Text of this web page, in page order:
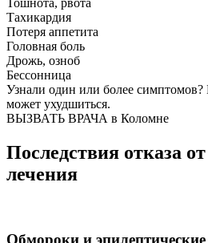
Тошнота, рвота
Тахикардия
Потеря аппетита
Головная боль
Дрожь, озноб
Бессонница
Узнали один или более симптомов?
может ухудшиться.
ВЫЗВАТЬ ВРАЧА в Коломне
Последствия отказа
лечения
Обмороки и